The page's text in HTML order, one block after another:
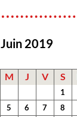
Juin 2019
M J V S
1
5 6 7 8